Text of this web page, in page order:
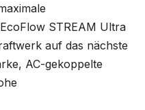
STREAM Ultra
auf das nächste
AC-gekoppelte